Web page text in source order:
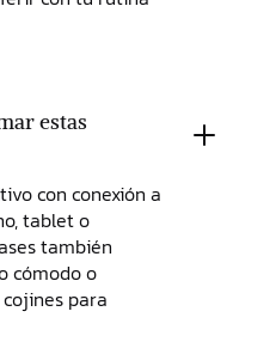
estas
con conexión a
tablet o
también
cómodo o
para